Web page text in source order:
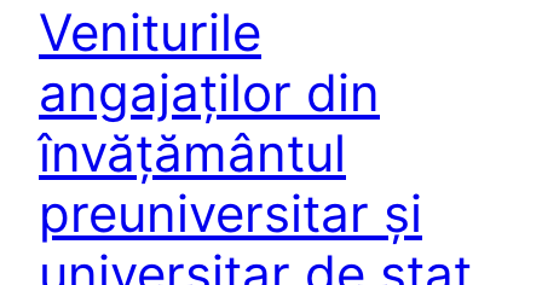
Veniturile
angajaților din
învățământul
preuniversitar și